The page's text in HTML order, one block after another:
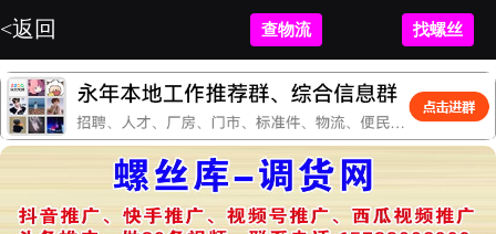
<返回 查物流 找螺丝